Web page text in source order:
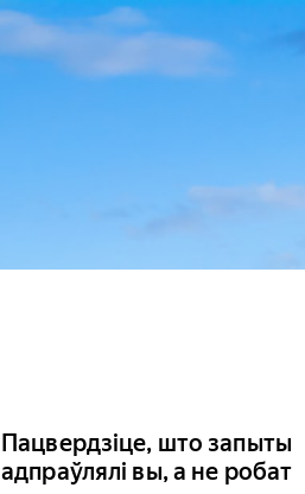
Пацвердзіце, што запыты
адпраўлялі вы, а не робат